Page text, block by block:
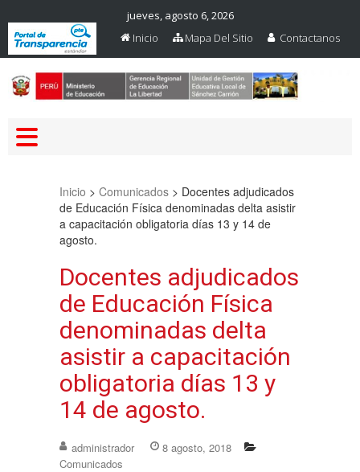
jueves, agosto 6, 2026
Inicio
Mapa Del Sitio Contactanos
Inicio >Comunicados > Docentes adjudicados
de Educación Física denominadas delta asistir
a capacitación obligatoria días 13 y 14 de
agosto.
Docentes adjudicados
de Educación Física
denominadas delta
asistir a capacitación
obligatoria días 13 y
14 de agosto.
administrador
8 agosto, 2018
Comunicados